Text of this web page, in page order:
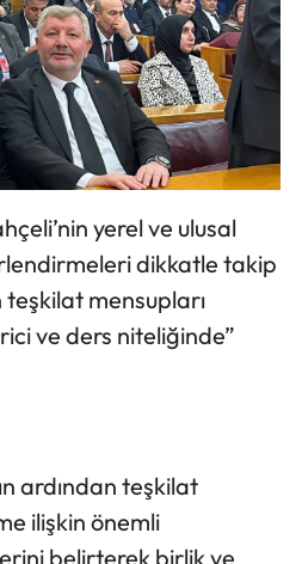
yerel ve ulusal
dikkatle takip
teşkilat mensupları
ve ders niteliğinde”
ardından teşkilat
ilişkin önemli
belirterek birlik ve